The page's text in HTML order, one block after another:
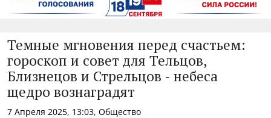
Темные мгновения перед счастьем:
гороскоп и совет для Тельцов,
Близнецов и Стрельцов - небеса
щедро вознаградят
7 Апреля 2025, 13:03, Общество